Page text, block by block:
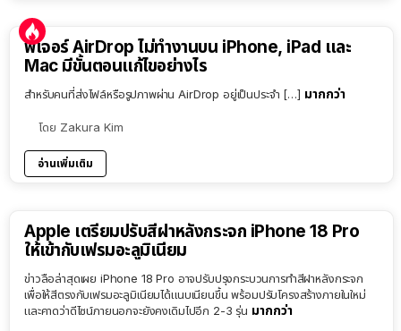
ฟีเจอร์ AirDrop ไม่ทำงานบน iPhone, iPad และ
Mac มีขั้นตอนแก้ไขอย่างไร
สำหรับคนที่ส่งไฟล์หรือรูปภาพผ่าน AirDrop อยู่เป็นประจำ […] มากกว่า
โดย Zakura Kim
อ่านเพิ่มเติม
Apple เตรียมปรับสีฝาหลังกระจก iPhone 18 Pro
ให้เข้ากับเฟรมอะลูมิเนียม
ข่าวลือล่าสุดเผย iPhone 18 Pro อาจปรับปรุงกระบวนการทำสีฝาหลังกระจก
เพื่อให้สีตรงกับเฟรมอะลูมิเนียมได้แนบเนียนขึ้น พร้อมปรับโครงสร้างภายในใหม่
และคาดว่าดีไซน์ภายนอกจะยังคงเดิมไปอีก 2-3 รุ่น มากกว่า